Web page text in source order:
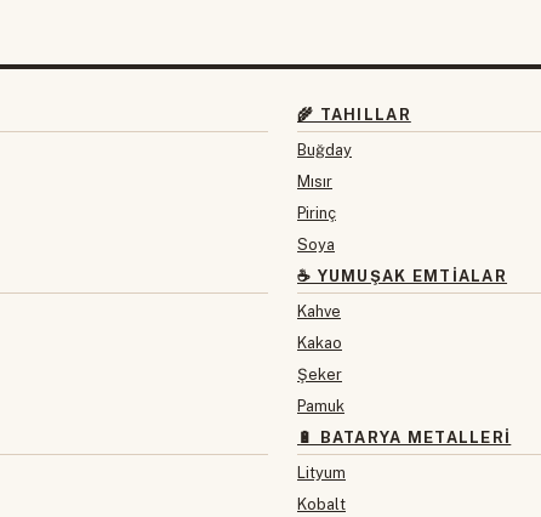
🌾 TAHILLAR
Buğday
Mısır
Pirinç
Soya
☕ YUMUŞAK EMTIALAR
Kahve
Kakao
Şeker
Pamuk
🔋 BATARYA METALLERI
Lityum
Kobalt